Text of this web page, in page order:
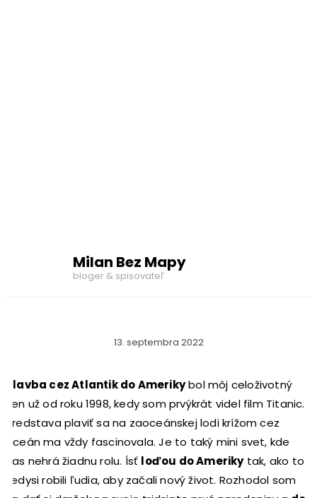
Milan Bez Mapy
bloger & spisovateľ
13. septembra 2022
Plavba cez Atlantik do Amerikybol môj celoživotný
sen už od roku 1998, kedy som prvýkrát videl film Titanic.
Predstava plaviť sa na zaoceánskej lodi krížom cez
oceán ma vždy fascinovala. Je to taký mini svet, kde
čas nehrá žiadnu rolu. Ísť loďou do Amerikytak, ako to
kedysi robili ľudia, aby začali nový život. Rozhodol som